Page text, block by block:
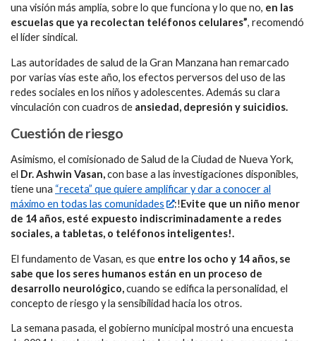
una visión más amplia, sobre lo que funciona y lo que no, en las
escuelas que ya recolectan teléfonos celulares”, recomendó
el líder sindical.
Las autoridades de salud de la Gran Manzana han remarcado
por varias vías este año, los efectos perversos del uso de las
redes sociales en los niños y adolescentes. Además su clara
vinculación con cuadros de ansiedad, depresión y suicidios.
Cuestión de riesgo
Asimismo, el comisionado de Salud de la Ciudad de Nueva York,
el Dr. Ashwin Vasan,con base a las investigaciones disponibles,
tiene una “receta” que quiere amplificar y dar a conocer al
máximo en todas las comunidades
:!Evite que un niño menor
de 14 años, esté expuesto indiscriminadamente a redes
sociales, a tabletas, o teléfonos inteligentes!.
El fundamento de Vasan, es que entre los ocho y 14 años, se
sabe que los seres humanos están en un proceso de
desarrollo neurológico,cuando se edifica la personalidad, el
concepto de riesgo y la sensibilidad hacia los otros.
La semana pasada, el gobierno municipal mostró una encuesta